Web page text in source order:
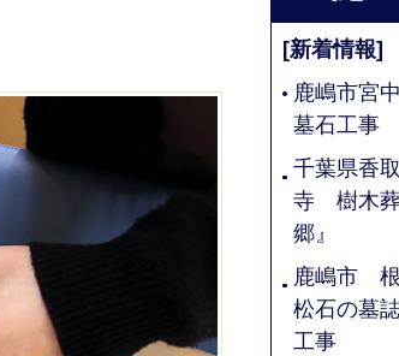
[新着情報]
鹿嶋市
墓石工事
千葉県香
寺 樹木
郷』
鹿嶋市
松石の墓
工事